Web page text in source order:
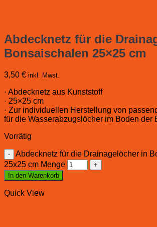
Abdecknetz für die
Bonsaischalen 25×25 cm
3,50 € inkl. Mwst.
· Abdecknetz aus Kunststoff
· 25×25 cm
· Zur individuellen Herstellung von
für die Wasserabzugslöcher im Boden der
Vorrätig
Abdecknetz für die Drainagelöcher in
25x25 cm Menge
In den Warenkorb
Quick View